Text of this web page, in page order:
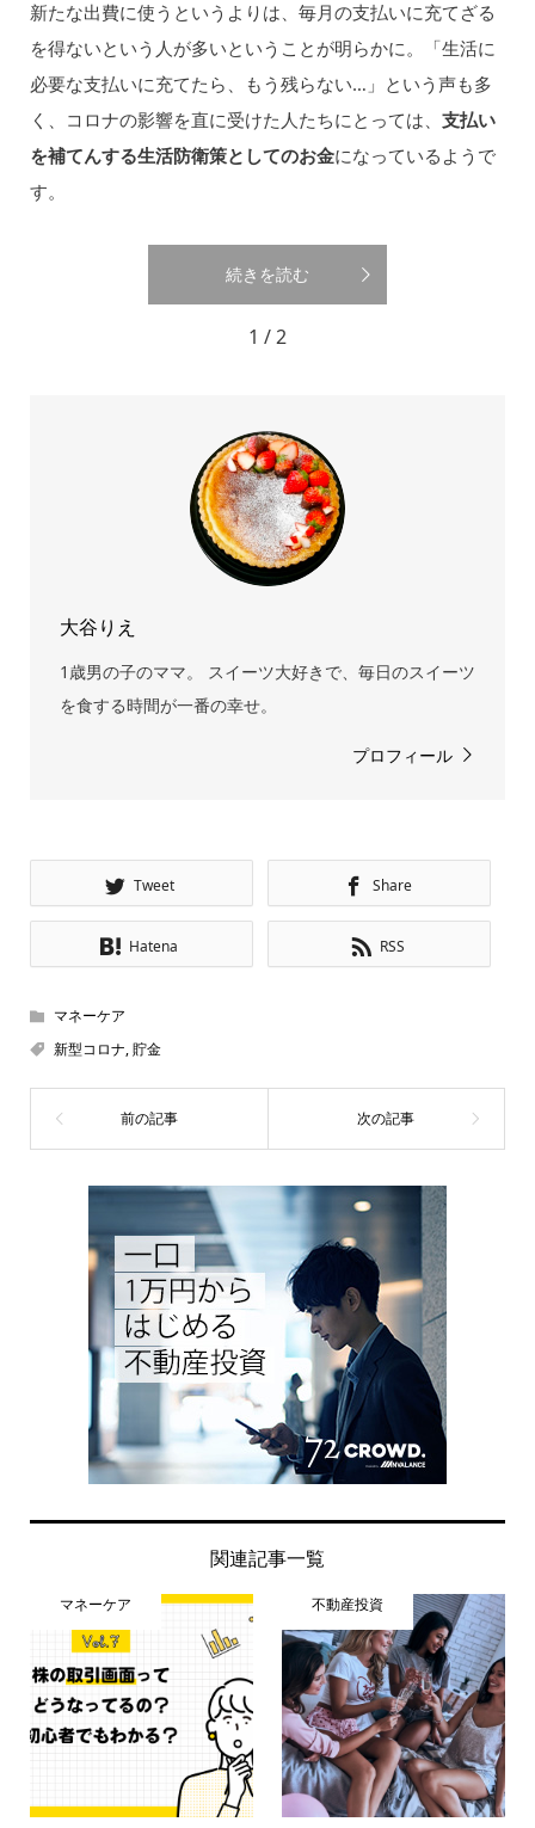
新たな出費に使うというよりは、毎月の支払いに充てざる
を得ないという人が多いということが明らかに。「生活に
必要な支払いに充てたら、もう残らない…」という声も多
く、コロナの影響を直に受けた人たちにとっては、 支払い
を補てんする生活防衛策としてのお金になっているようで
す。
続きを読む
1 / 2
大谷りえ
1歳男の子のママ。 スイーツ大好きで、毎日のスイーツ
を食する時間が一番の幸せ。
プロフィール
Tweet Share
Hatena RSS
マネーケア
新型コロナ,貯金
関連記事一覧
マネーケア 不動産投資